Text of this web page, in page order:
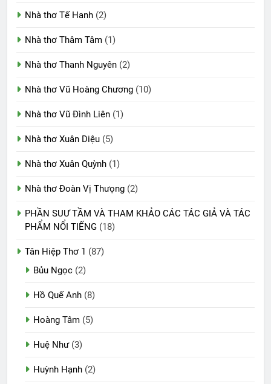
Nhà thơ Tế Hanh (2)
Nhà thơ Thâm Tâm (1)
Nhà thơ Thanh Nguyên (2)
Nhà thơ Vũ Hoàng Chương (10)
Nhà thơ Vũ Đình Liên (1)
Nhà thơ Xuân Diệu (5)
Nhà thơ Xuân Quỳnh (1)
Nhà thơ Đoàn Vị Thưọng (2)
PHẦN SUƯ TẦM VÀ THAM KHẢO CÁC TÁC GIẢ VÀ TÁC
PHẨM NỔI TIẾNG (18)
Tân Hiệp Thơ 1 (87)
Bủu Ngọc (2)
Hồ Quế Anh (8)
Hoàng Tâm (5)
Huệ Như(3)
Huỳnh Hạnh (2)